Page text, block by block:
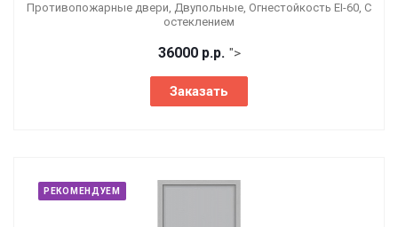
Противопожарные двери, Двупольные, Огнестойкость EI-60, С
остеклением
36000 р.р. ">
Заказать
РЕКОМЕНДУЕМ